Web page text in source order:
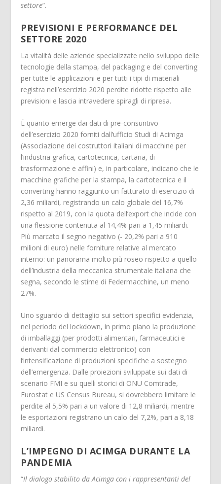
settore”.
PREVISIONI E PERFORMANCE DEL
SETTORE 2020
La vitalità delle aziende specializzate nello sviluppo delle
tecnologie della stampa, del packaging e del converting
per tutte le applicazioni e per tutti i tipi di materiali
registra nell’esercizio 2020 perdite ridotte rispetto alle
previsioni e lascia intravedere spiragli di ripresa.
È quanto emerge dai dati di pre-consuntivo
dell’esercizio 2020 forniti dall’ufficio Studi di Acimga
(Associazione dei costruttori italiani di macchine per
l’industria grafica, cartotecnica, cartaria, di
trasformazione e affini) e, in particolare, indicano che le
macchine grafiche per la stampa, la cartotecnica e il
converting hanno raggiunto un fatturato di esercizio di
2,36 miliardi, registrando un calo globale del 16,7%
rispetto al 2019, con la quota dell’export che incide con
una flessione contenuta al 14,4% pari a 1,45 miliardi.
Più marcato il segno negativo (- 20,2% pari a 910
milioni di euro) nelle forniture relative al mercato
interno: un panorama molto più roseo rispetto a quello
dell’industria della meccanica strumentale italiana che
segna, secondo le stime di Federmacchine, un meno
27%.
Uno sguardo di dettaglio sui settori specifici evidenzia,
nel periodo del lockdown, in primo piano la produzione
di imballaggi (per prodotti alimentari, farmaceutici e
derivanti dal commercio elettronico) con
l’intensificazione di produzioni specifiche a sostegno
dell’emergenza. Dalle proiezioni sviluppate sui dati di
scenario FMI e su quelli storici di ONU Comtrade,
Eurostat e US Census Bureau, si dovrebbero limitare le
perdite al 5,5% pari a un valore di 12,8 miliardi, mentre
le esportazioni registrano un calo del 7,2%, pari a 8,18
miliardi.
L’IMPEGNO DI ACIMGA DURANTE LA
PANDEMIA
“Il dialogo stabilito da Acimga con i rappresentanti del